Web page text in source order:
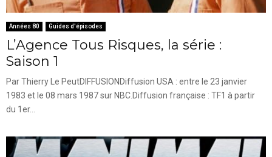
Années 80 Guides d'épisodes
L’Agence Tous Risques, la série :
Saison 1
Par Thierry Le PeutDIFFUSIONDiffusion USA : entre le 23 janvier
1983 et le 08 mars 1987 sur NBC.Diffusion française : TF1 à partir
du 1er...